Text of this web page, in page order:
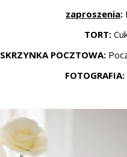
zaproszenia:
TORT:
SKRZYNKA POCZTOWA:
FOTOGRAFIA: